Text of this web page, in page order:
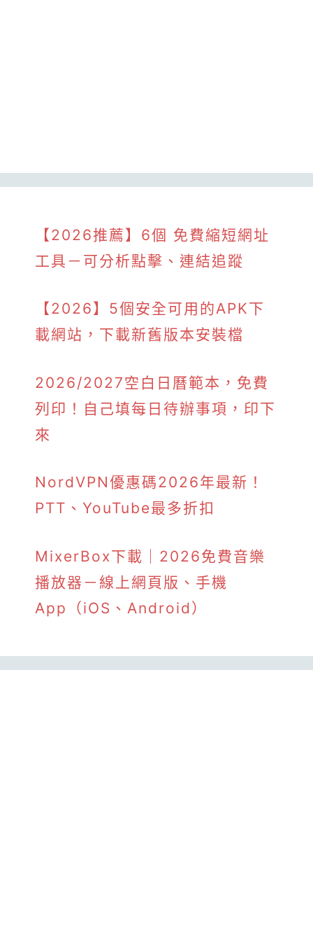
【2026推薦】6個 免費縮短網址
工具－可分析點擊、連結追蹤
【2026】5個安全可用的APK下
載網站，下載新舊版本安裝檔
2026/2027空白日曆範本，免費
列印！自己填每日待辦事項，印下
來
NordVPN優惠碼2026年最新！
PTT、YouTube最多折扣
MixerBox下載｜2026免費音樂
播放器－線上網頁版、手機
App（iOS、Android）